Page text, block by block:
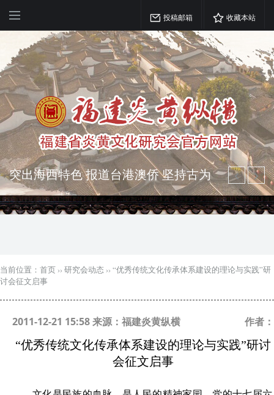
投稿邮箱 收藏本站
突出海西特色 报道台港澳侨 坚持古为
今用 力求雅俗共赏
弘扬优秀文化 振奋民族精神 介绍民族
瑰宝 宣传中华精英
当前位置： 首页 ›› 研究会动态 ›› “优秀传统文化传承体系建设的理论与实践”研
讨会征文启事
2011-12-21 15:58 来源：福建炎黄纵横
作者：
“优秀传统文化传承体系建设的理论与实践”研讨
会征文启事